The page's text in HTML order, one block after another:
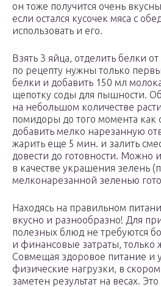
он тоже получится очень
если остался кусочек мяса с
использовать и его.
Взять 3 яйца, отделить белки
по рецепту нужны только
белки и добавить 150 мл
щепотку соды для пышности.
на небольшом количестве
помидоры до того момента как
добавить мелко нарезанную
жарить еще 5 мин. и залить
довести до готовности. Можно
в качестве украшения зелень
мелконарезанной зеленью
Находясь на правильном
вкусно и разнообразно! Для
полезных блюд не требуются
и финансовые затраты, только
Совмещая здоровое питание и
физические нагрузки, в
заметен результат на весах.